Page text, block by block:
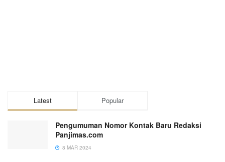
Latest Popular
Pengumuman Nomor Kontak Baru Redaksi
Panjimas.com
8 MAR 2024